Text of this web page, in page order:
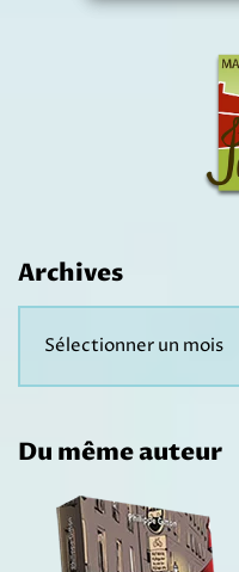
Archives
Du même auteur